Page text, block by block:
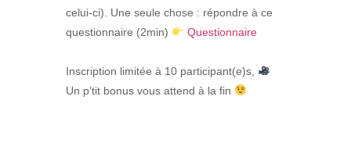
celui-ci). Une seule chose : répondre à ce
questionnaire (2min)
Questionnaire
Inscription limitée à 10 participant(e)s,
Un p’tit bonus vous attend à la fin